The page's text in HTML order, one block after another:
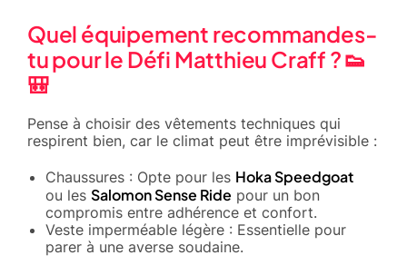
Quel équipement recommandes-
tu pour le Défi Matthieu Craff ? 👟
🎒
Pense à choisir des vêtements techniques qui
respirent bien, car le climat peut être imprévisible :
Chaussures : Opte pour les Hoka Speedgoat
ou les Salomon Sense Ride pour un bon
compromis entre adhérence et confort.
Veste imperméable légère : Essentielle pour
parer à une averse soudaine.